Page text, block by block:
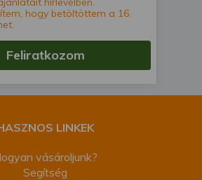
hogy betöltöttem a 16.
Feliratkozom
LINKEK
vásároljunk?
Segítség